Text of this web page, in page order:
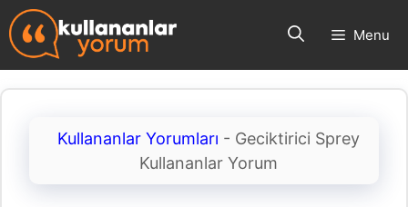
İçeriğe
atla
Menu
Kullananlar Yorumları - Geciktirici Sprey
Kullananlar Yorum